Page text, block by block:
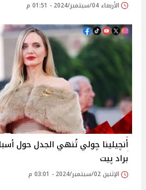
الأربعاء 04/سبتمبر/2024 - 01:51 م
أنچيلينا چولي تُنهي الجدل حول
براد پيت
الإثنين 02/سبتمبر/2024 - 03:01 م